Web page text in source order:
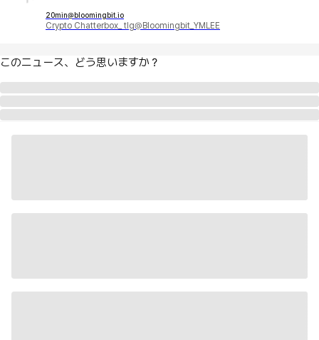
20min@bloomingbit.io
Crypto Chatterbox_ tlg@Bloomingbit_YMLEE
このニュース、どう思いますか？